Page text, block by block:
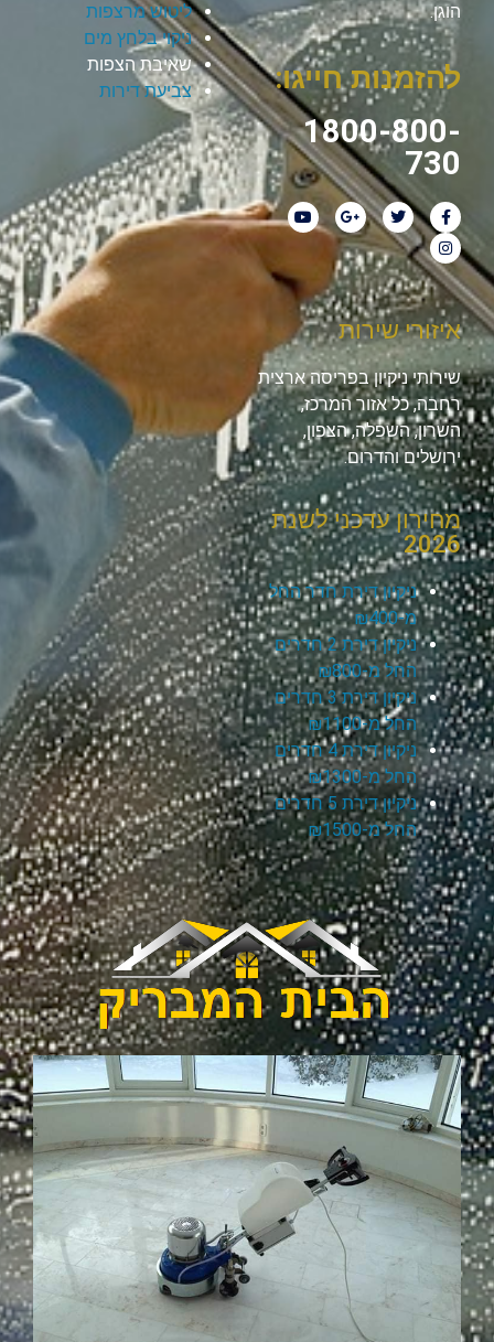
הוגן.
להזמנות חייגו:
1800-800-
730
ליטוש מרצפות
ניקוי בלחץ מים
שאיבת הצפות
צביעת דירות
איזורי שירות
שירותי ניקיון בפריסה ארצית
רחבה, כל אזור המרכז,
השרון, השפלה, הצפון,
ירושלים והדרום.
מחירון עדכני לשנת
2026
ניקיון דירת חדר החל
מ-₪400
ניקיון דירת 2 חדרים
החל מ-₪800
ניקיון דירת 3 חדרים
החל מ-₪1100
ניקיון דירת 4 חדרים
החל מ-₪1300
ניקיון דירת 5 חדרים
החל מ-₪1500